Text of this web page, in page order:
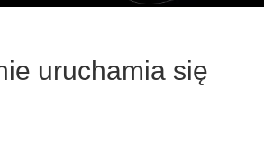
uruchamia się